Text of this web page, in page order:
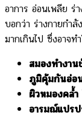
อาการ อ่อนเพลีย
บอกว่า ร่างกายกำลั
มากเกินไป ซึ่งอาจท
สมองทำงาน
ภูมิคุ้มกันอ่อ
ผิวหมองคล้ำ
อารมณ์แปร